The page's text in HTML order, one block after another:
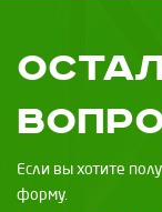
Если вы хотите
форму.